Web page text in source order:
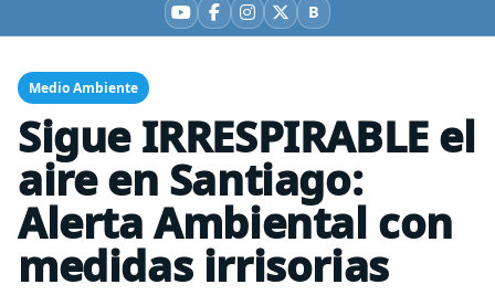
YouTube
Facebook
Instagram
X BBluesky
Medio Ambiente
Sigue IRRESPIRABLE el
aire en Santiago:
Alerta Ambiental con
medidas irrisorias